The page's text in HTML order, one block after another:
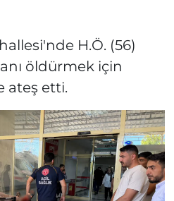
H.Ö. (56)
öldürmek için
ateş etti.